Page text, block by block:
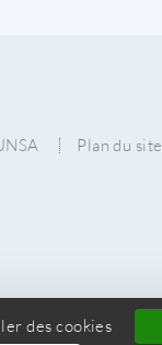
des cookies
Plan du site